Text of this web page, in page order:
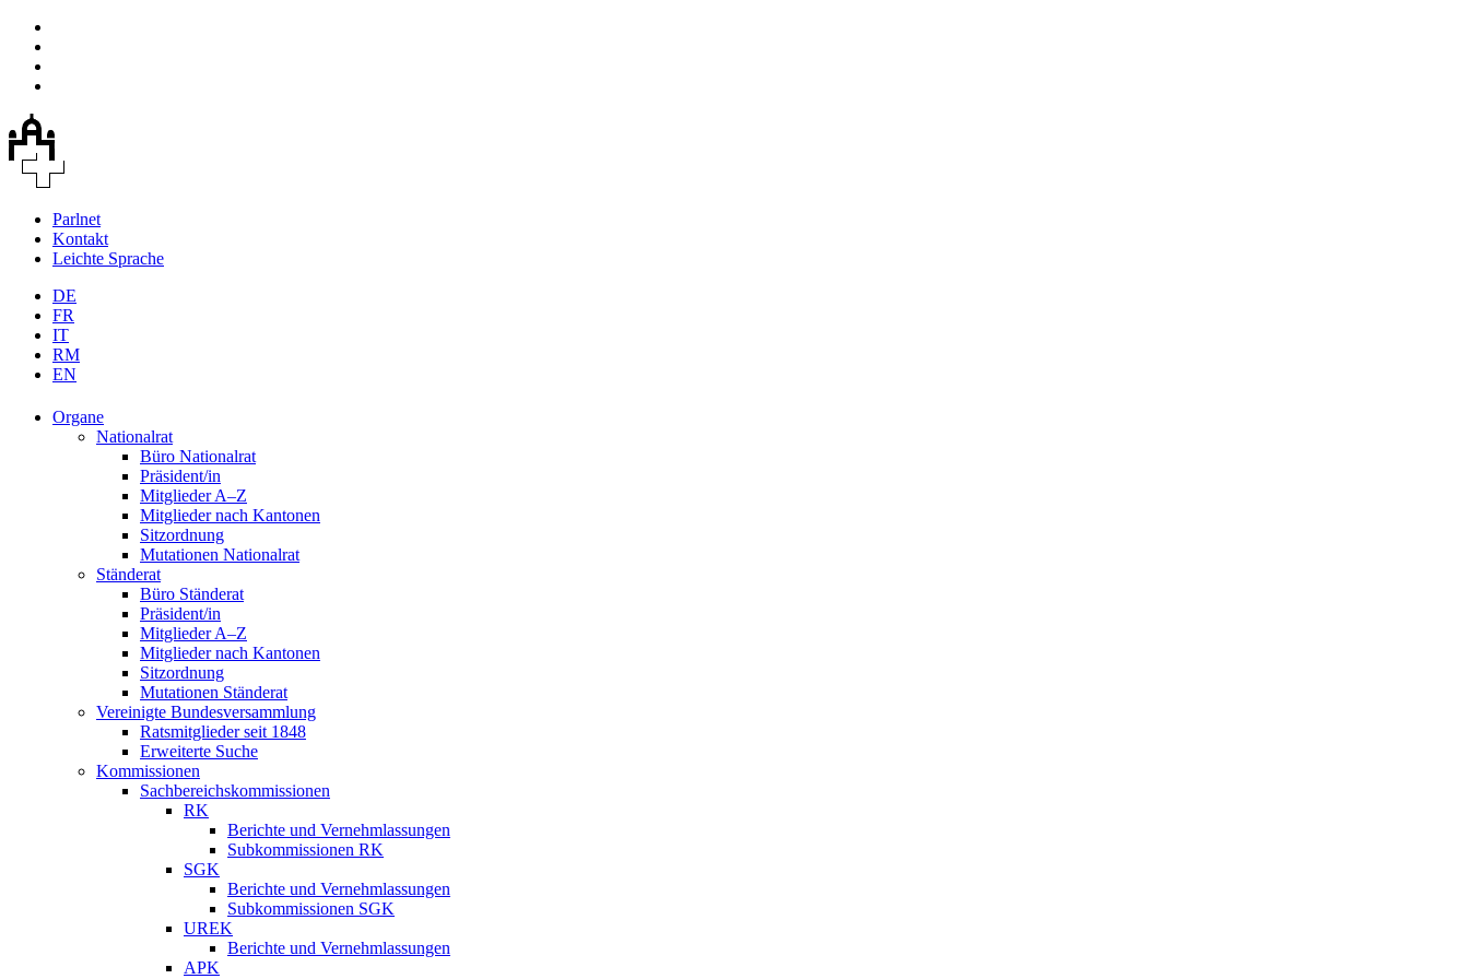
Parlnet
Kontakt
Leichte Sprache
DE
FR
IT
RM
EN
Organe
Nationalrat
Büro Nationalrat
Präsident/in
Mitglieder A–Z
Mitglieder nach Kantonen
Sitzordnung
Mutationen Nationalrat
Ständerat
Büro Ständerat
Präsident/in
Mitglieder A–Z
Mitglieder nach Kantonen
Sitzordnung
Mutationen Ständerat
Vereinigte Bundesversammlung
Ratsmitglieder seit 1848
Erweiterte Suche
Kommissionen
Sachbereichskommissionen
RK
Berichte und Vernehmlassungen
Subkommissionen RK
SGK
Berichte und Vernehmlassungen
Subkommissionen SGK
UREK
Berichte und Vernehmlassungen
APK